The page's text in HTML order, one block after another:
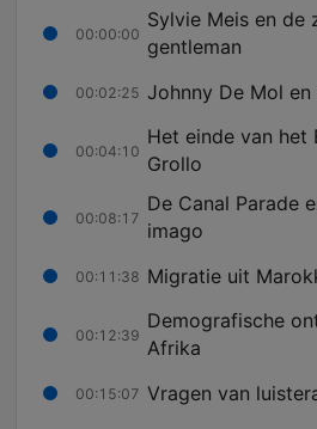
00:00:00
Sylvie Meis en de
gentleman
00:02:25 Johnny De Mol
00:04:10
Het einde van het
Grollo
00:08:17
De Canal Parade
imago
00:11:38 Migratie uit
00:12:39
Demografische
Afrika
00:15:07 Vragen van